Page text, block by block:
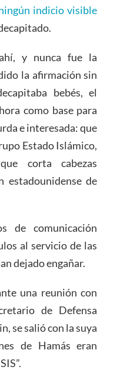
indicio visible
y nunca fue la
la afirmación sin
bebés, el
como base para
e interesada: que
Estado Islámico,
corta cabezas
estadounidense de
de comunicación
al servicio de las
dejado engañar.
una reunión con
de Defensa
se salió con la suya
de Hamás eran